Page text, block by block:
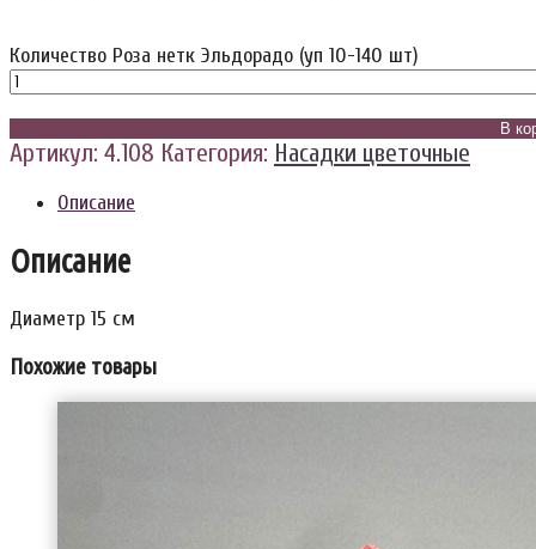
Количество Роза нетк Эльдорадо (уп 10-140 шт)
В
Артикул: 4.108 Категория: Насадки цветочные
Описание
Описание
Диаметр 15 см
Похожие товары